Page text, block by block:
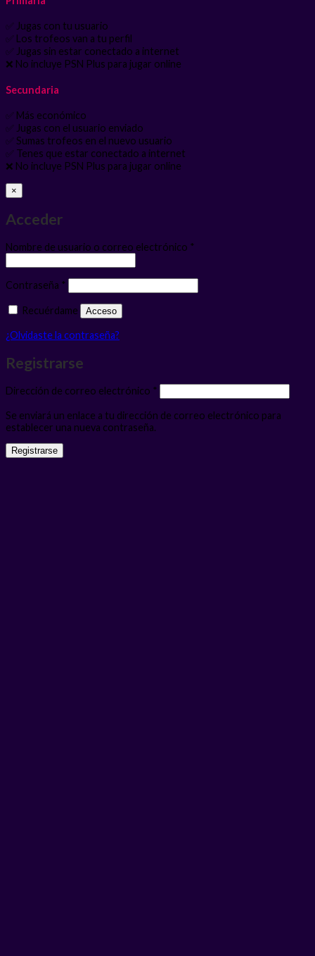
✅ Jugas con tu usuario
✅ Los trofeos van a tu perfil
✅ Jugas sin estar conectado a internet
❌ No incluye PSN Plus para jugar online
Secundaria
✅ Más económico
✅ Jugas con el usuario enviado
✅ Sumas trofeos en el nuevo usuario
✅ Tenes que estar conectado a internet
❌ No incluye PSN Plus para jugar online
×
Acceder
Nombre de usuario o correo electrónico *
Contraseña *
Recuérdame Acceso
¿Olvidaste la contraseña?
Registrarse
Dirección de correo electrónico *
Se enviará un enlace a tu dirección de correo electrónico para
establecer una nueva contraseña.
Registrarse